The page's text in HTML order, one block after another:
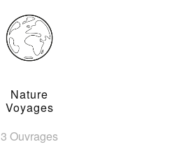
Nature
Voyages
3 Ouvrages